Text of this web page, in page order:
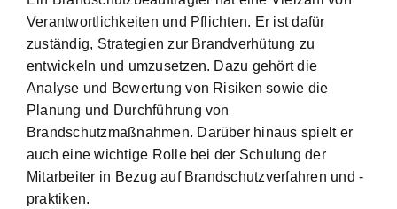
Verantwortlichkeiten und Pflichten. Er ist dafür
zuständig, Strategien zur Brandverhütung zu
entwickeln und umzusetzen. Dazu gehört die
Analyse und Bewertung von Risiken sowie die
Planung und Durchführung von
Brandschutzmaßnahmen. Darüber hinaus spielt er
auch eine wichtige Rolle bei der Schulung der
Mitarbeiter in Bezug auf Brandschutzverfahren und -
praktiken.